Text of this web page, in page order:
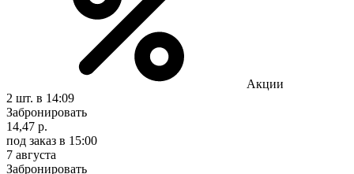
Акции
2 шт. в 14:09
Забронировать
14,47 р.
под заказ в 15:00
7 августа
Забронировать